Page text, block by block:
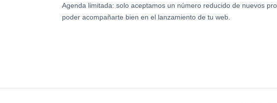
Agenda limitada: solo aceptamos un número reducido de nuevos
poder acompañarte bien en el lanzamiento de tu web.